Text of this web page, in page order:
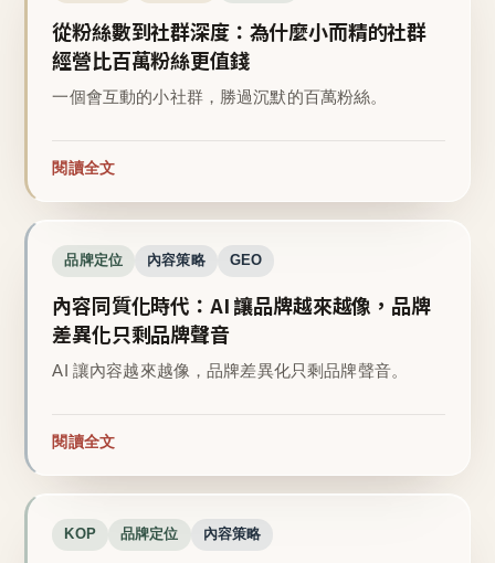
從粉絲數到社群深度：為什麼小而精的社群
經營比百萬粉絲更值錢
一個會互動的小社群，勝過沉默的百萬粉絲。
閱讀全文
品牌定位 內容策略 GEO
內容同質化時代：AI 讓品牌越來越像，品牌
差異化只剩品牌聲音
AI 讓內容越來越像，品牌差異化只剩品牌聲音。
閱讀全文
KOP 品牌定位 內容策略